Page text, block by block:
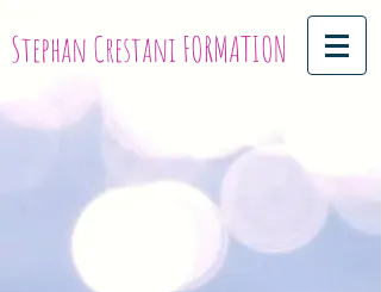
Stephan Crestani FORMATION